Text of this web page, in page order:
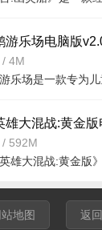
游乐场电脑版
/ 4M
雄大混战:黄金
/ 592M
站地图 返